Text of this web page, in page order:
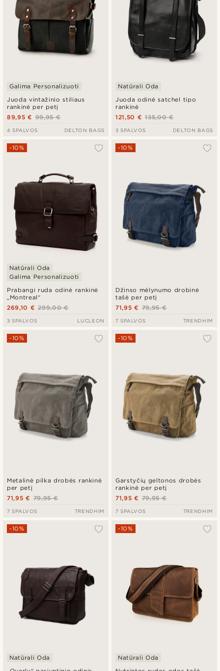
Juoda vintažinio stiliaus
rankinė per petį
Galima Personalizuoti
99,95 €
89,95 €
4 SPALVOS DELTON BAGS
Juoda odinė satchel tipo
rankinė
Natūrali Oda
135,00 €
121,50 €
3 SPALVOS DELTON BAGS
Prabangi ruda odinė rankinė
„Montreal“
-10%
Natūrali Oda
Galima Personalizuoti
299,00 €
269,10 €
3 SPALVOS LUCLEON
Džinso mėlynumo drobinė
tašė per petį
-10%
79,95 €
71,95 €
7 SPALVOS TRENDHIM
Metalinė pilka drobės rankinė
per petį
-10%
79,95 €
71,95 €
7 SPALVOS TRENDHIM
Garstyčių geltonos drobės
rankinė per petį
-10%
79,95 €
71,95 €
7 SPALVOS TRENDHIM
-10%
Natūrali Oda
-10%
Natūrali Oda